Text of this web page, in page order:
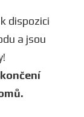
dispozici
a jsou